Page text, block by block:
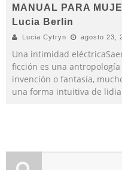
MANUAL PARA
Lucia Berlin
Lucia Cytryn agosto 23,
Una intimidad
ficción es una
invención o fantasía,
una forma intuitiva de